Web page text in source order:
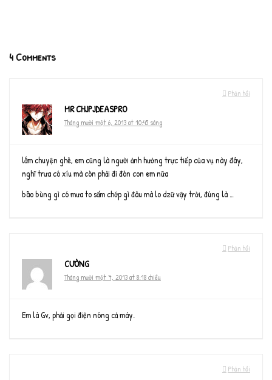
4 Comments
Phản hồi
MR CHJPJDEASPRO
Tháng mười một 6, 2013 at 10:45 sáng
lắm chuyện ghê, em cũng là người ảnh hưởng trực tiếp của vụ này đây,
nghĩ trưa có xíu mà còn phải đi đón con em nữa
bão bùng gì có mưa to sấm chớp gì đâu mà lo dzữ vậy trời, đúng là …
Phản hồi
CƯỜNG
Tháng mười một 7, 2013 at 8:18 chiều
Em là Gv, phải gọi điện nóng cả máy.
Phản hồi